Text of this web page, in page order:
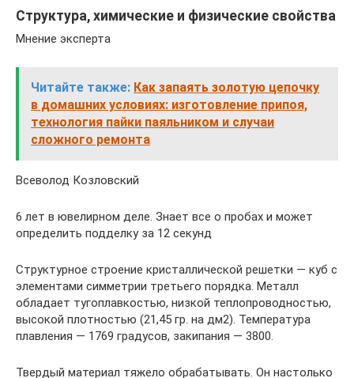
Структура, химические и физические свойства
Мнение эксперта
Читайте также: Как запаять золотую цепочку
в домашних условиях: изготовление припоя,
технология пайки паяльником и случаи
сложного ремонта
Всеволод Козловский
6 лет в ювелирном деле. Знает все о пробах и может
определить подделку за 12 секунд
Структурное строение кристаллической решетки — куб с
элементами симметрии третьего порядка. Металл
обладает тугоплавкостью, низкой теплопроводностью,
высокой плотностью (21,45 гр. на дм2). Температура
плавления — 1769 градусов, закипания — 3800.
Твердый материал тяжело обрабатывать. Он настолько